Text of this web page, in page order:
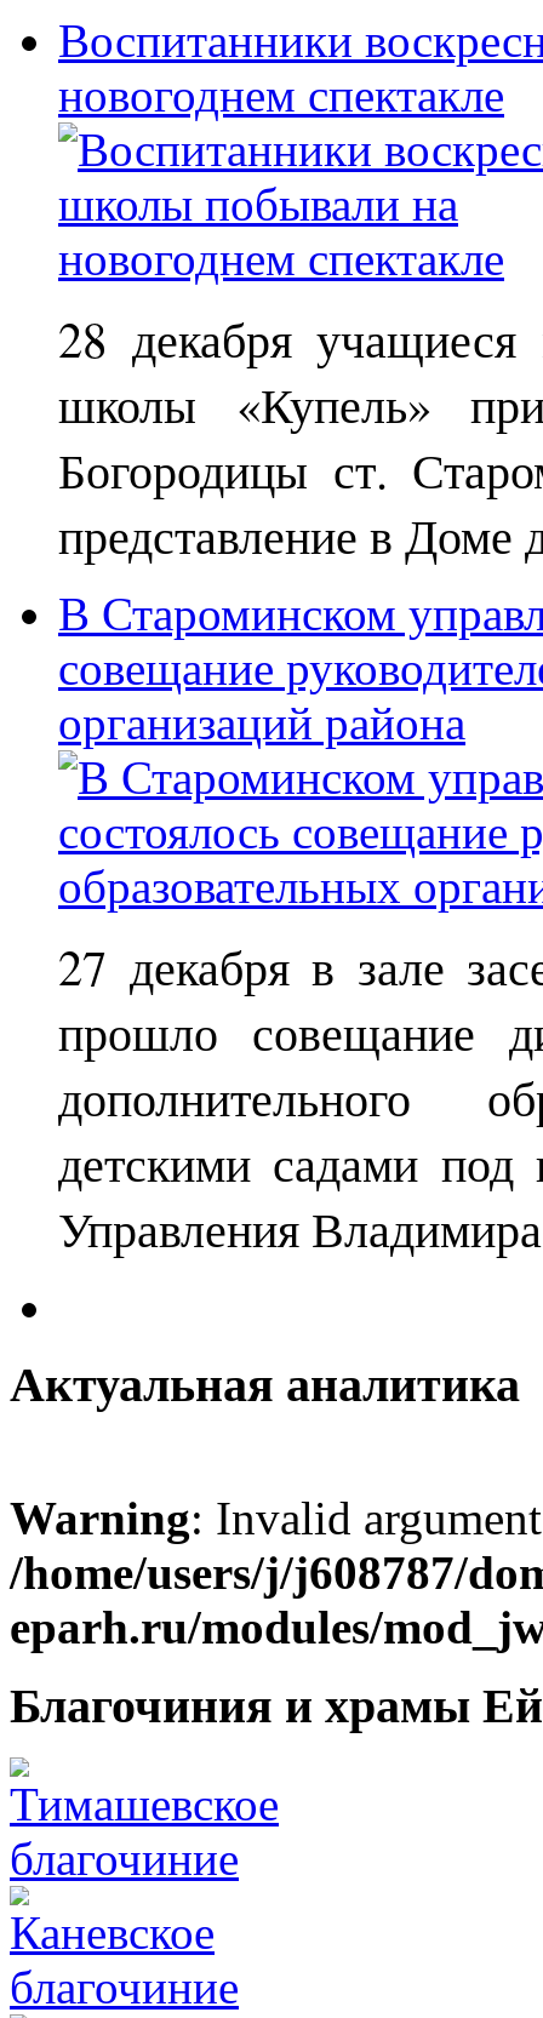
Воспитанники
новогоднем спектакле
28 декабря
школы «Купель»
Богородицы ст.
представление в Доме
В Староминском
совещание
организаций района
27 декабря в зале
прошло совещание
дополнительного
детскими садами под
Управления
Актуальная аналитика
Warning: Invalid
/home/users/j/j608787/
eparh.ru/modules/
Благочиния и храмы